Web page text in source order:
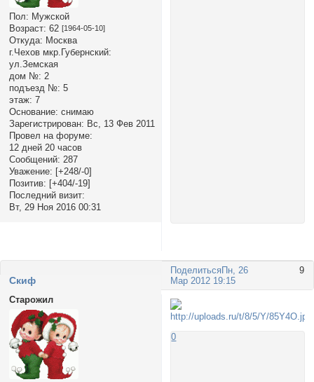
Пол: Мужской
Возраст: 62 [1964-05-10]
Откуда: Москва
г.Чехов мкр.Губернский:
ул.Земская
дом №: 2
подъезд №: 5
этаж: 7
Основание: снимаю
Зарегистрирован: Вс, 13 Фев 2011
Провел на форуме:
12 дней 20 часов
Сообщений: 287
Уважение: [+248/-0]
Позитив: [+404/-19]
Последний визит:
Вт, 29 Ноя 2016 00:31
Поделиться 9
Пн, 26
Мар 2012 19:15
Cкиф
Старожил
0